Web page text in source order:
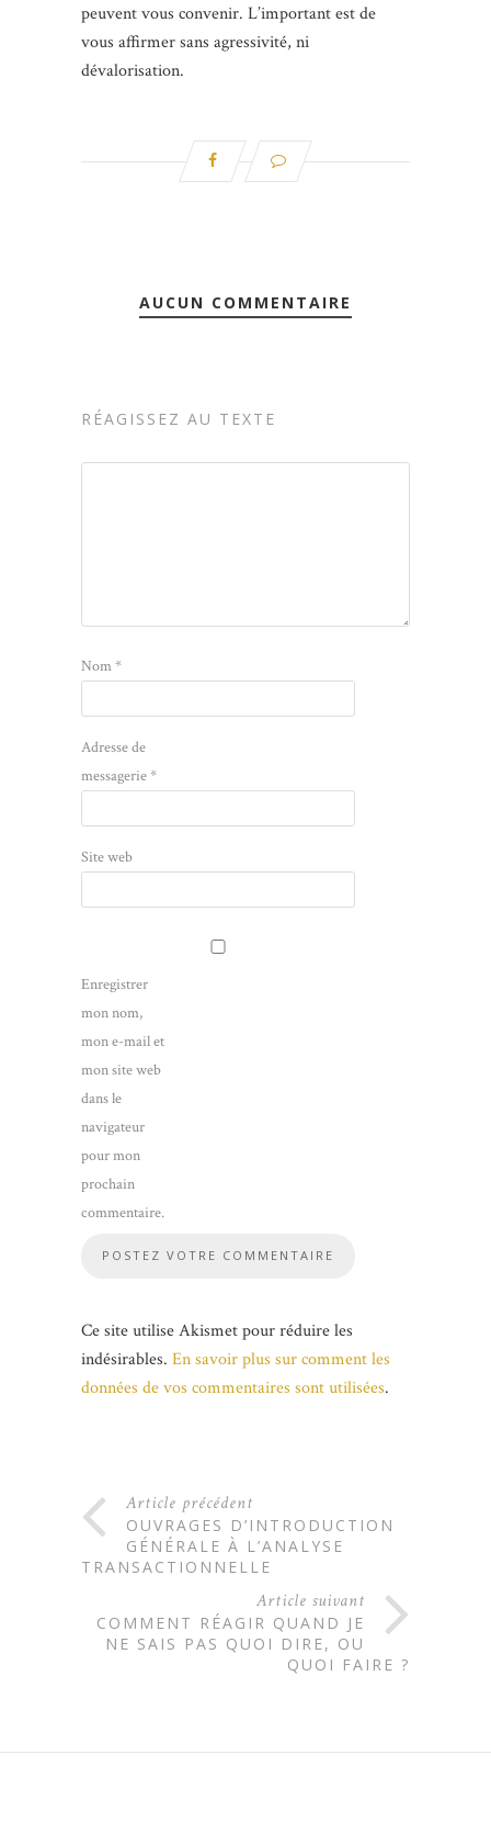
peuvent vous convenir. L’important est de
vous affirmer sans agressivité, ni
dévalorisation.
AUCUN COMMENTAIRE
RÉAGISSEZ AU TEXTE
Nom*
Adresse de
messagerie*
Site web
Enregistrer
mon nom,
mon e-mail et
mon site web
dans le
navigateur
pour mon
prochain
commentaire.
Ce site utilise Akismet pour réduire les
indésirables. En savoir plus sur comment les
données de vos commentaires sont utilisées.
Article précédent
OUVRAGES D’INTRODUCTION
GÉNÉRALE À L’ANALYSE
TRANSACTIONNELLE
Article suivant
COMMENT RÉAGIR QUAND JE
NE SAIS PAS QUOI DIRE, OU
QUOI FAIRE ?